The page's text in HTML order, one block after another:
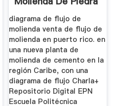
De Cal
diagrama de flujo de
molienda venta de flujo de
molienda en puerto rico. en
una nueva planta de
molienda de cemento en la
región Caribe, con una
diagrama de flujo Charla+
Repositorio Digital EPN
Escuela Politécnica